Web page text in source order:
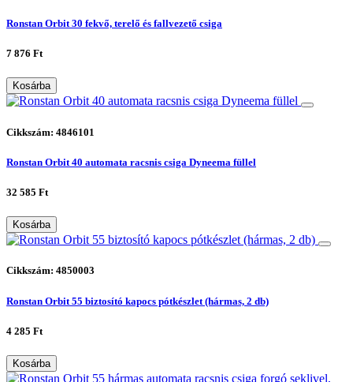
Ronstan Orbit 30 fekvő, terelő és fallvezető csiga
7 876 Ft
Kosárba
Cikkszám: 4846101
Ronstan Orbit 40 automata racsnis csiga Dyneema füllel
32 585 Ft
Kosárba
Cikkszám: 4850003
Ronstan Orbit 55 biztosító kapocs pótkészlet (hármas, 2 db)
4 285 Ft
Kosárba